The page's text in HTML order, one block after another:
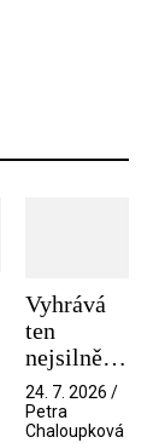
Vyhrává
ten
nejsilnější
/ V nitru
manosféry
24. 7. 2026 /
Petra
Chaloupková